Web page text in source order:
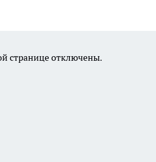
странице отключены.